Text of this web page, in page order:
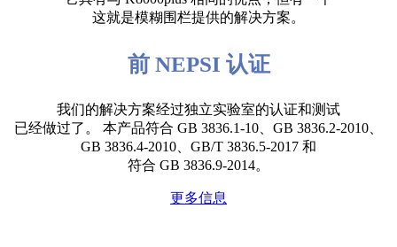
这就是模糊围栏提供的解决方案。
前 NEPSI 认证
我们的解决方案经过独立实验室的认证和测试
已经做过了。 本产品符合 GB 3836.1-10、GB 3836.2-2010、
GB 3836.4-2010、GB/T 3836.5-2017 和
符合 GB 3836.9-2014。
更多信息